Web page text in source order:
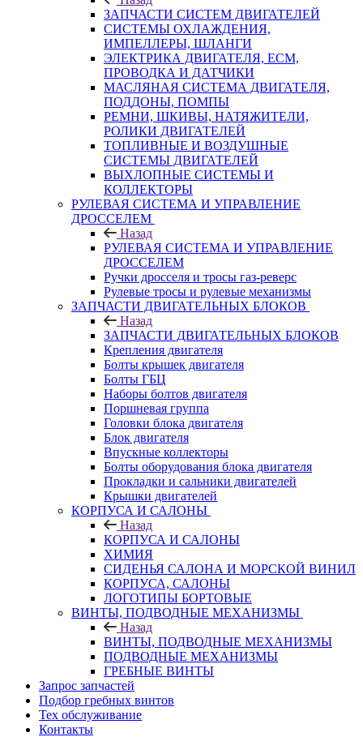
ЗАПЧАСТИ СИСТЕМ ДВИГАТЕЛЕЙ
СИСТЕМЫ ОХЛАЖДЕНИЯ,
ИМПЕЛЛЕРЫ, ШЛАНГИ
ЭЛЕКТРИКА ДВИГАТЕЛЯ, ECM,
ПРОВОДКА И ДАТЧИКИ
МАСЛЯНАЯ СИСТЕМА ДВИГАТЕЛЯ,
ПОДДОНЫ, ПОМПЫ
РЕМНИ, ШКИВЫ, НАТЯЖИТЕЛИ,
РОЛИКИ ДВИГАТЕЛЕЙ
ТОПЛИВНЫЕ И ВОЗДУШНЫЕ
СИСТЕМЫ ДВИГАТЕЛЕЙ
ВЫХЛОПНЫЕ СИСТЕМЫ И
КОЛЛЕКТОРЫ
РУЛЕВАЯ СИСТЕМА И УПРАВЛЕНИЕ
ДРОССЕЛЕМ
Назад
РУЛЕВАЯ СИСТЕМА И УПРАВЛЕНИЕ
ДРОССЕЛЕМ
Ручки дросселя и тросы газ-реверс
Рулевые тросы и рулевые механизмы
ЗАПЧАСТИ ДВИГАТЕЛЬНЫХ БЛОКОВ
Назад
ЗАПЧАСТИ ДВИГАТЕЛЬНЫХ БЛОКОВ
Крепления двигателя
Болты крышек двигателя
Болты ГБЦ
Наборы болтов двигателя
Поршневая группа
Головки блока двигателя
Блок двигателя
Впускные коллекторы
Болты оборудования блока двигателя
Прокладки и сальники двигателей
Крышки двигателей
КОРПУСА И САЛОНЫ
Назад
КОРПУСА И САЛОНЫ
ХИМИЯ
СИДЕНЬЯ САЛОНА И МОРСКОЙ ВИНИЛ
КОРПУСА, САЛОНЫ
ЛОГОТИПЫ БОРТОВЫЕ
ВИНТЫ, ПОДВОДНЫЕ МЕХАНИЗМЫ
Назад
ВИНТЫ, ПОДВОДНЫЕ МЕХАНИЗМЫ
ПОДВОДНЫЕ МЕХАНИЗМЫ
ГРЕБНЫЕ ВИНТЫ
Запрос запчастей
Подбор гребных винтов
Тех обслуживание
Контакты